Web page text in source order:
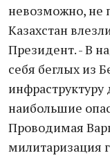
невозможно, не
Казахстан
Президент. - В
себя беглых из
наибольшие
Проводимая
милитаризация